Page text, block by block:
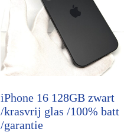
iPhone 16 128GB zwart
/krasvrij glas /100% batt
/garantie